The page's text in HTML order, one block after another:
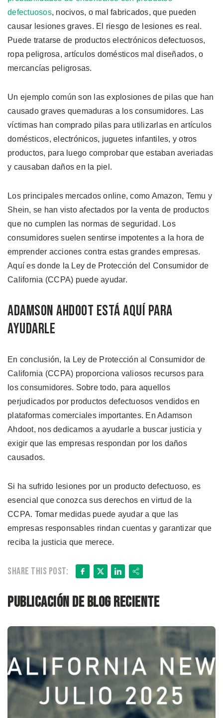
defectuosos, nocivos, o mal fabricados, que pueden
causar lesiones graves. El riesgo de lesiones es real.
Puede tratarse de productos electrónicos defectuosos,
ropa peligrosa, artículos domésticos mal diseñados, o
mercancías peligrosas.
Un ejemplo común son las explosiones de pilas que han
causado graves quemaduras a los consumidores. Las
víctimas han comprado pilas para utilizarlas en artículos
domésticos, electrónicos, juguetes infantiles, y otros
productos, para luego comprobar que estaban averiadas
y causaban daños en la piel.
Los principales mercados online, como Amazon, Temu y
Shein, se han visto afectados por la venta de productos
que no cumplen las normas de seguridad. Los
consumidores suelen sentirse impotentes a la hora de
emprender acciones contra estas grandes empresas.
Aquí es donde la Ley de Protección del Consumidor de
California (CCPA) puede ayudar.
Adamson Ahdoot Está Aquí Para
Ayudarle
En conclusión, la Ley de Protección al Consumidor de
California (CCPA) proporciona valiosos recursos para
los consumidores. Sobre todo, para aquellos
perjudicados por productos defectuosos vendidos en
plataformas comerciales importantes. En Adamson
Ahdoot, nos dedicamos a ayudarle a buscar justicia y
exigir que las empresas respondan por los daños
causados.
Si ha sufrido lesiones por un producto defectuoso, es
esencial que conozca sus derechos en virtud de la
CCPA. Tomar medidas puede ayudar a que las
empresas responsables rindan cuentas y garantizar que
reciba la justicia que merece.
Share this post: Facebook
X LinkedIn
Share
Publicación de blog reciente